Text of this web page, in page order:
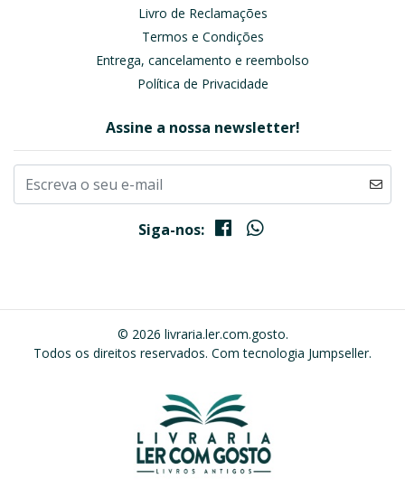
Livro de Reclamações
Termos e Condições
Entrega, cancelamento e reembolso
Política de Privacidade
Assine a nossa newsletter!
Siga-nos:
© 2026 livraria.ler.com.gosto.
Todos os direitos reservados. Com tecnologia Jumpseller.